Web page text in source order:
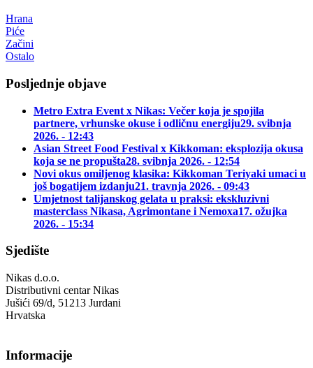
Hrana
Piće
Začini
Ostalo
Posljednje objave
Metro Extra Event x Nikas: Večer koja je spojila
partnere, vrhunske okuse i odličnu energiju29. svibnja
2026. - 12:43
Asian Street Food Festival x Kikkoman: eksplozija okusa
koja se ne propušta28. svibnja 2026. - 12:54
Novi okus omiljenog klasika: Kikkoman Teriyaki umaci u
još bogatijem izdanju21. travnja 2026. - 09:43
Umjetnost talijanskog gelata u praksi: ekskluzivni
masterclass Nikasa, Agrimontane i Nemoxa17. ožujka
2026. - 15:34
Sjedište
Nikas d.o.o.
Distributivni centar Nikas
Jušići 69/d, 51213 Jurdani
Hrvatska
Informacije